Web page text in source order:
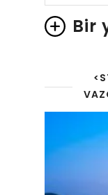
Bir